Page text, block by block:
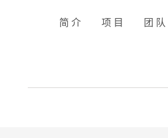
简 介 项 目 团 队